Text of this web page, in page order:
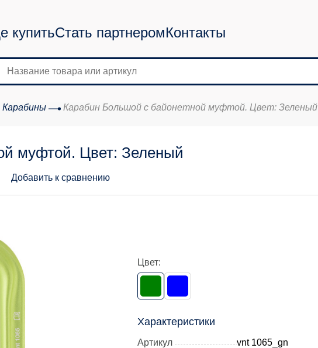
купитьСтать партнеромКонтакты
Карабины Карабин Большой с байонетной муфтой. Цвет: Зеленый
муфтой. Цвет: Зеленый
Добавить к сравнению
Цвет:
Характеристики
Артикул
vnt 1065_gn